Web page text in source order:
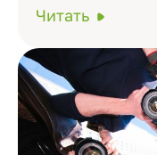
Читать